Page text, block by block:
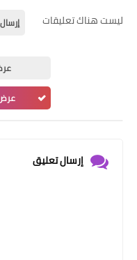
ليست هناك تعليقات
عرض
إرسال تعليق